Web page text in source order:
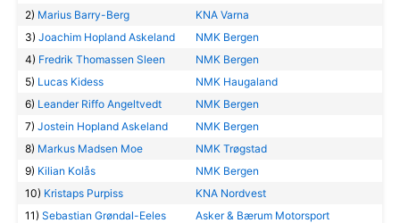
2) Marius Barry-Berg
KNA Varna
3) Joachim Hopland Askeland
NMK Bergen
4) Fredrik Thomassen Sleen
NMK Bergen
5) Lucas Kidess
NMK Haugaland
6) Leander Riffo Angeltvedt
NMK Bergen
7) Jostein Hopland Askeland
NMK Bergen
8) Markus Madsen Moe
NMK Trøgstad
9) Kilian Kolås
NMK Bergen
10) Kristaps Purpiss
KNA Nordvest
11) Sebastian Grøndal-Eeles
Asker & Bærum Motorsport